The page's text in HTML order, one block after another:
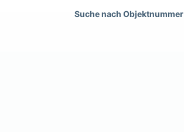
Suche nach Objektnummer